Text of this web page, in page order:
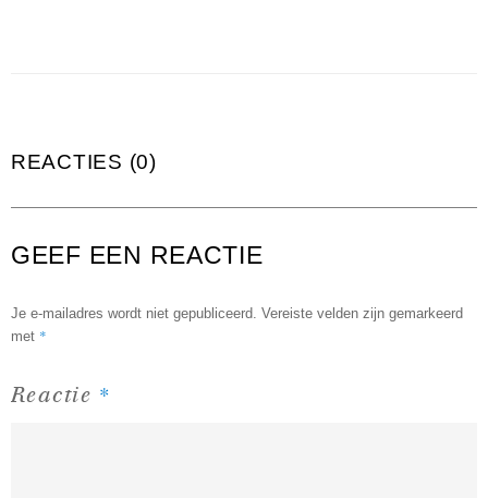
REACTIES (0)
GEEF EEN REACTIE
Je e-mailadres wordt niet gepubliceerd. Vereiste velden zijn gemarkeerd
met *
Reactie *